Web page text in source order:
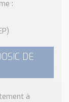
:
DE
à